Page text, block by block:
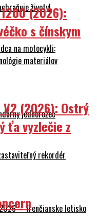
životy!
na motocykli:
materiálov
jednorožec
rekordér
– Trenčianske letisko
(2026):
s čínskym
V2 (2026): Ostrý
ťa vyzlečie z